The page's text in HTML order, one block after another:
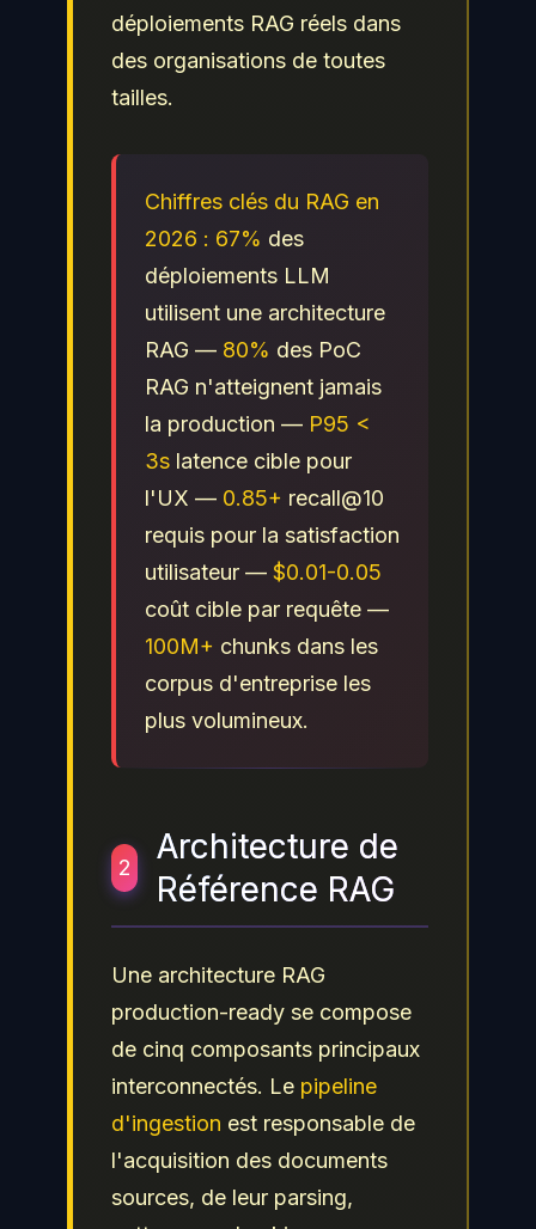
déploiements RAG réels dans
des organisations de toutes
tailles.
Chiffres clés du RAG en
2026 : 67% des
déploiements LLM
utilisent une architecture
RAG — 80% des PoC
RAG n'atteignent jamais
la production — P95 <
3s latence cible pour
l'UX — 0.85+ recall@10
requis pour la satisfaction
utilisateur — $0.01-0.05
coût cible par requête —
100M+ chunks dans les
corpus d'entreprise les
plus volumineux.
2
Architecture de
Référence RAG
Une architecture RAG
production-ready se compose
de cinq composants principaux
interconnectés. Le pipeline
d'ingestion est responsable de
l'acquisition des documents
sources, de leur parsing,